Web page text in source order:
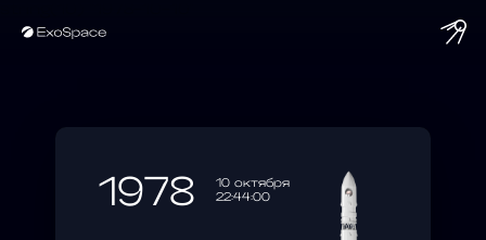
1978
10 октября
22:44:00